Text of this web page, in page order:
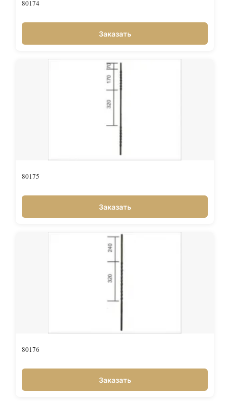
80174
Заказать
80175
Заказать
80176
Заказать